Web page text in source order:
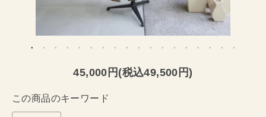
45,000円(税込49,500円)
この商品のキーワード